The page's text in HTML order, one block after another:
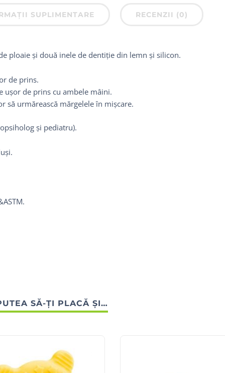
SUPLIMENTARE RECENZII (0)
ploaie și două inele de dentiție din lemn și silicon.
de prins.
de prins cu ambele mâini.
urmărească mărgelele în mișcare.
și pediatru).
SĂ-ȚI PLACĂ ȘI…